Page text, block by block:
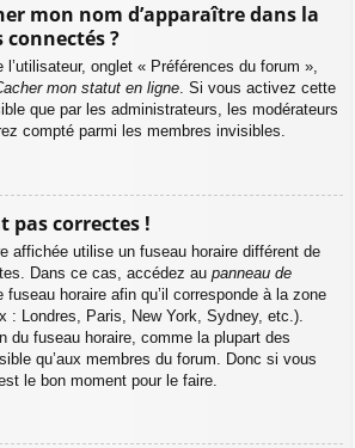
mon nom d’apparaître dans la
connectés ?
l’utilisateur, onglet « Préférences du forum »,
mon statut en ligne. Si vous activez cette
que par les administrateurs, les modérateurs
compté parmi les membres invisibles.
pas correctes !
affichée utilise un fuseau horaire différent de
Dans ce cas, accédez au panneau de
horaire afin qu’il corresponde à la zone
: Londres, Paris, New York, Sydney, etc.).
du fuseau horaire, comme la plupart des
qu’aux membres du forum. Donc si vous
le bon moment pour le faire.